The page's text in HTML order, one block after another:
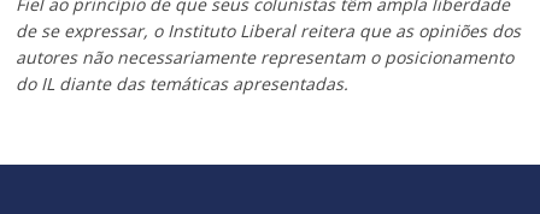
de se expressar, o Instituto Liberal reitera que as opiniões dos
autores não necessariamente representam o posicionamento
do IL diante das temáticas apresentadas.